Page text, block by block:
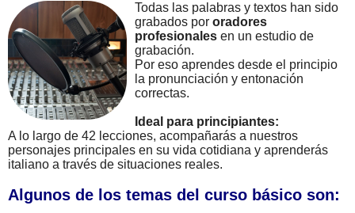
Todas las palabras y textos han sido
grabados por oradores
profesionales en un estudio de
grabación.
Por eso aprendes desde el principio
la pronunciación y entonación
correctas.
Ideal para principiantes:
A lo largo de 42 lecciones, acompañarás a nuestros
personajes principales en su vida cotidiana y aprenderás
italiano a través de situaciones reales.
Algunos de los temas del curso básico son: